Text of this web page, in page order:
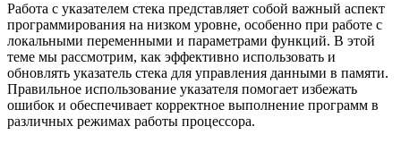
Работа с указателем стека представляет собой важный аспект
программирования на низком уровне, особенно при работе с
локальными переменными и параметрами функций. В этой
теме мы рассмотрим, как эффективно использовать и
обновлять указатель стека для управления данными в памяти.
Правильное использование указателя помогает избежать
ошибок и обеспечивает корректное выполнение программ в
различных режимах работы процессора.